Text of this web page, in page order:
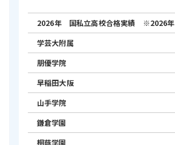
釜利谷中 中３ 数学 ３→４ １
釜利谷中 中３ 国語 ４→５ １
釜利谷中 中３ 国語 ３→４ １
釜利谷中 中３ 国語 ３→４ １
釜利谷中 中３ 理科 ４→５ １
釜利谷中 中３ 理科 ４→５ １
釜利谷中 中３ 理科 ４→５ １
釜利谷中 中３ 理科 ３→４ １
金沢高校 高１数学Ⅰ 82点
横須賀学院高校 高１論理表現
逗子葉山高校 高１数学Ⅰ 81点
横須賀学院高校 高１英語コミュ
点
※上記は高等部金沢文庫西校に
の結果の一部、また受講科目のみの
2026年 国私立高校合格実績 ※2026年
学芸大附属
朋優学院
早稲田大阪
山手学院
鎌倉学園
桐蔭学園